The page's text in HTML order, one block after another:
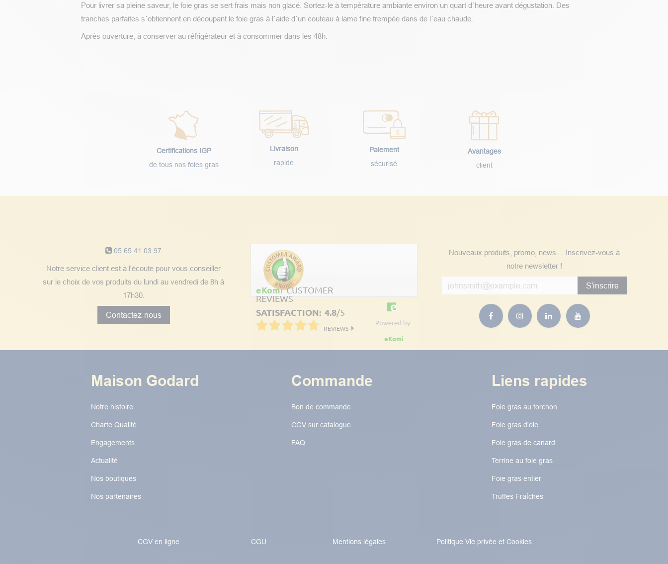
Pour livrer sa pleine saveur, le foie gras se sert frais mais non glacé. Sortez-le à température ambiante environ un quart d´heure avant dégustation. Des
tranches parfaites s´obtiennent en découpant le foie gras à l´aide d´un couteau à lame fine trempée dans de l´eau chaude.
Après ouverture, à conserver au réfrigérateur et à consommer dans les 48h.
Certifications IGP
de tous nos foies gras
Livraison
rapide
Paiement
sécurisé
Avantages
client
05 65 41 03 97
Notre service client est à l'écoute pour vous conseiller
sur le choix de vos produits du lundi au vendredi de 8h à
17h30.
Contactez-nous
eKomi CUSTOMER
REVIEWS
SATISFACTION: 4.8/5
REVIEWS
Powered by
eKomi
Nouveaux produits, promo, news… Inscrivez-vous à
notre newsletter !
S'inscrire
Maison Godard
Notre histoire
Charte Qualité
Engagements
Actualité
Nos boutiques
Nos partenaires
Commande
Bon de commande
CGV sur catalogue
FAQ
Liens rapides
Foie gras au torchon​​​​
Foie gras d'oie
Foie gras de canard
Terrine au foie gras
Foie gras entier
Truffes Fraîches
CGV en ligne CGU Mentions légales Politique Vie privée et Cookies